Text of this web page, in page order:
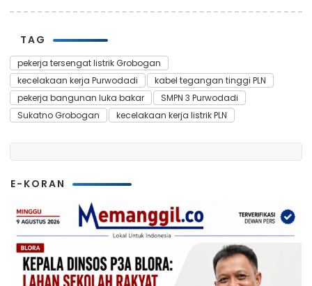
TAG
pekerja tersengat listrik Grobogan
kecelakaan kerja Purwodadi
kabel tegangan tinggi PLN
pekerja bangunan luka bakar
SMPN 3 Purwodadi
Sukatno Grobogan
kecelakaan kerja listrik PLN
E-KORAN